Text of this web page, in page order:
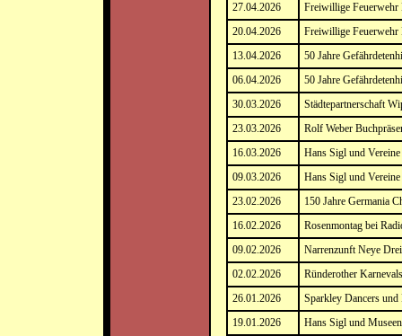
27.04.2026
Freiwillige Feuerwehr
20.04.2026
Freiwillige Feuerwehr
13.04.2026
50 Jahre
06.04.2026
50 Jahre
30.03.2026
Städtepartnerschaft
23.03.2026
Rolf Weber
16.03.2026
Hans Sigl und
09.03.2026
Hans Sigl und
23.02.2026
150 Jahre Germania
16.02.2026
Rosenmontag bei
09.02.2026
Narrenzunft Neye
02.02.2026
Ründerother
26.01.2026
Sparkley Dancers
19.01.2026
Hans Sigl und